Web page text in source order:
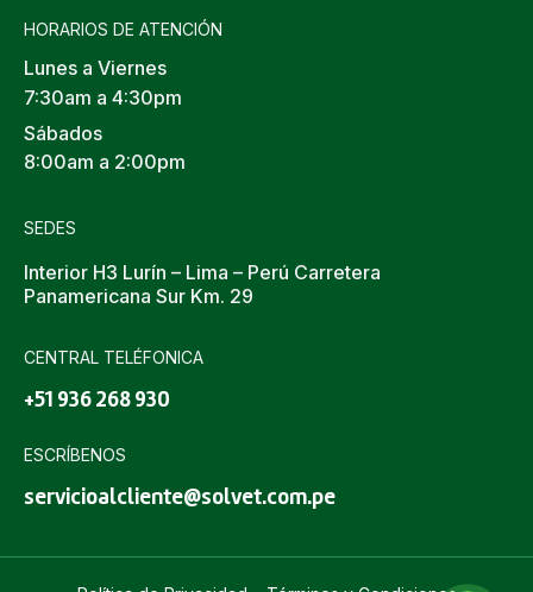
HORARIOS DE ATENCIÓN
Lunes a Viernes
7:30am a 4:30pm
Sábados
8:00am a 2:00pm
SEDES
Interior H3 Lurín – Lima – Perú Carretera
Panamericana Sur Km. 29
CENTRAL TELÉFONICA
+51 936 268 930
ESCRÍBENOS
servicioalcliente@solvet.com.pe